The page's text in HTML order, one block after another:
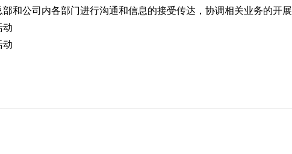
和公司内各部门进行沟通和信息的接受传达，协调相关业务的开展
动
动